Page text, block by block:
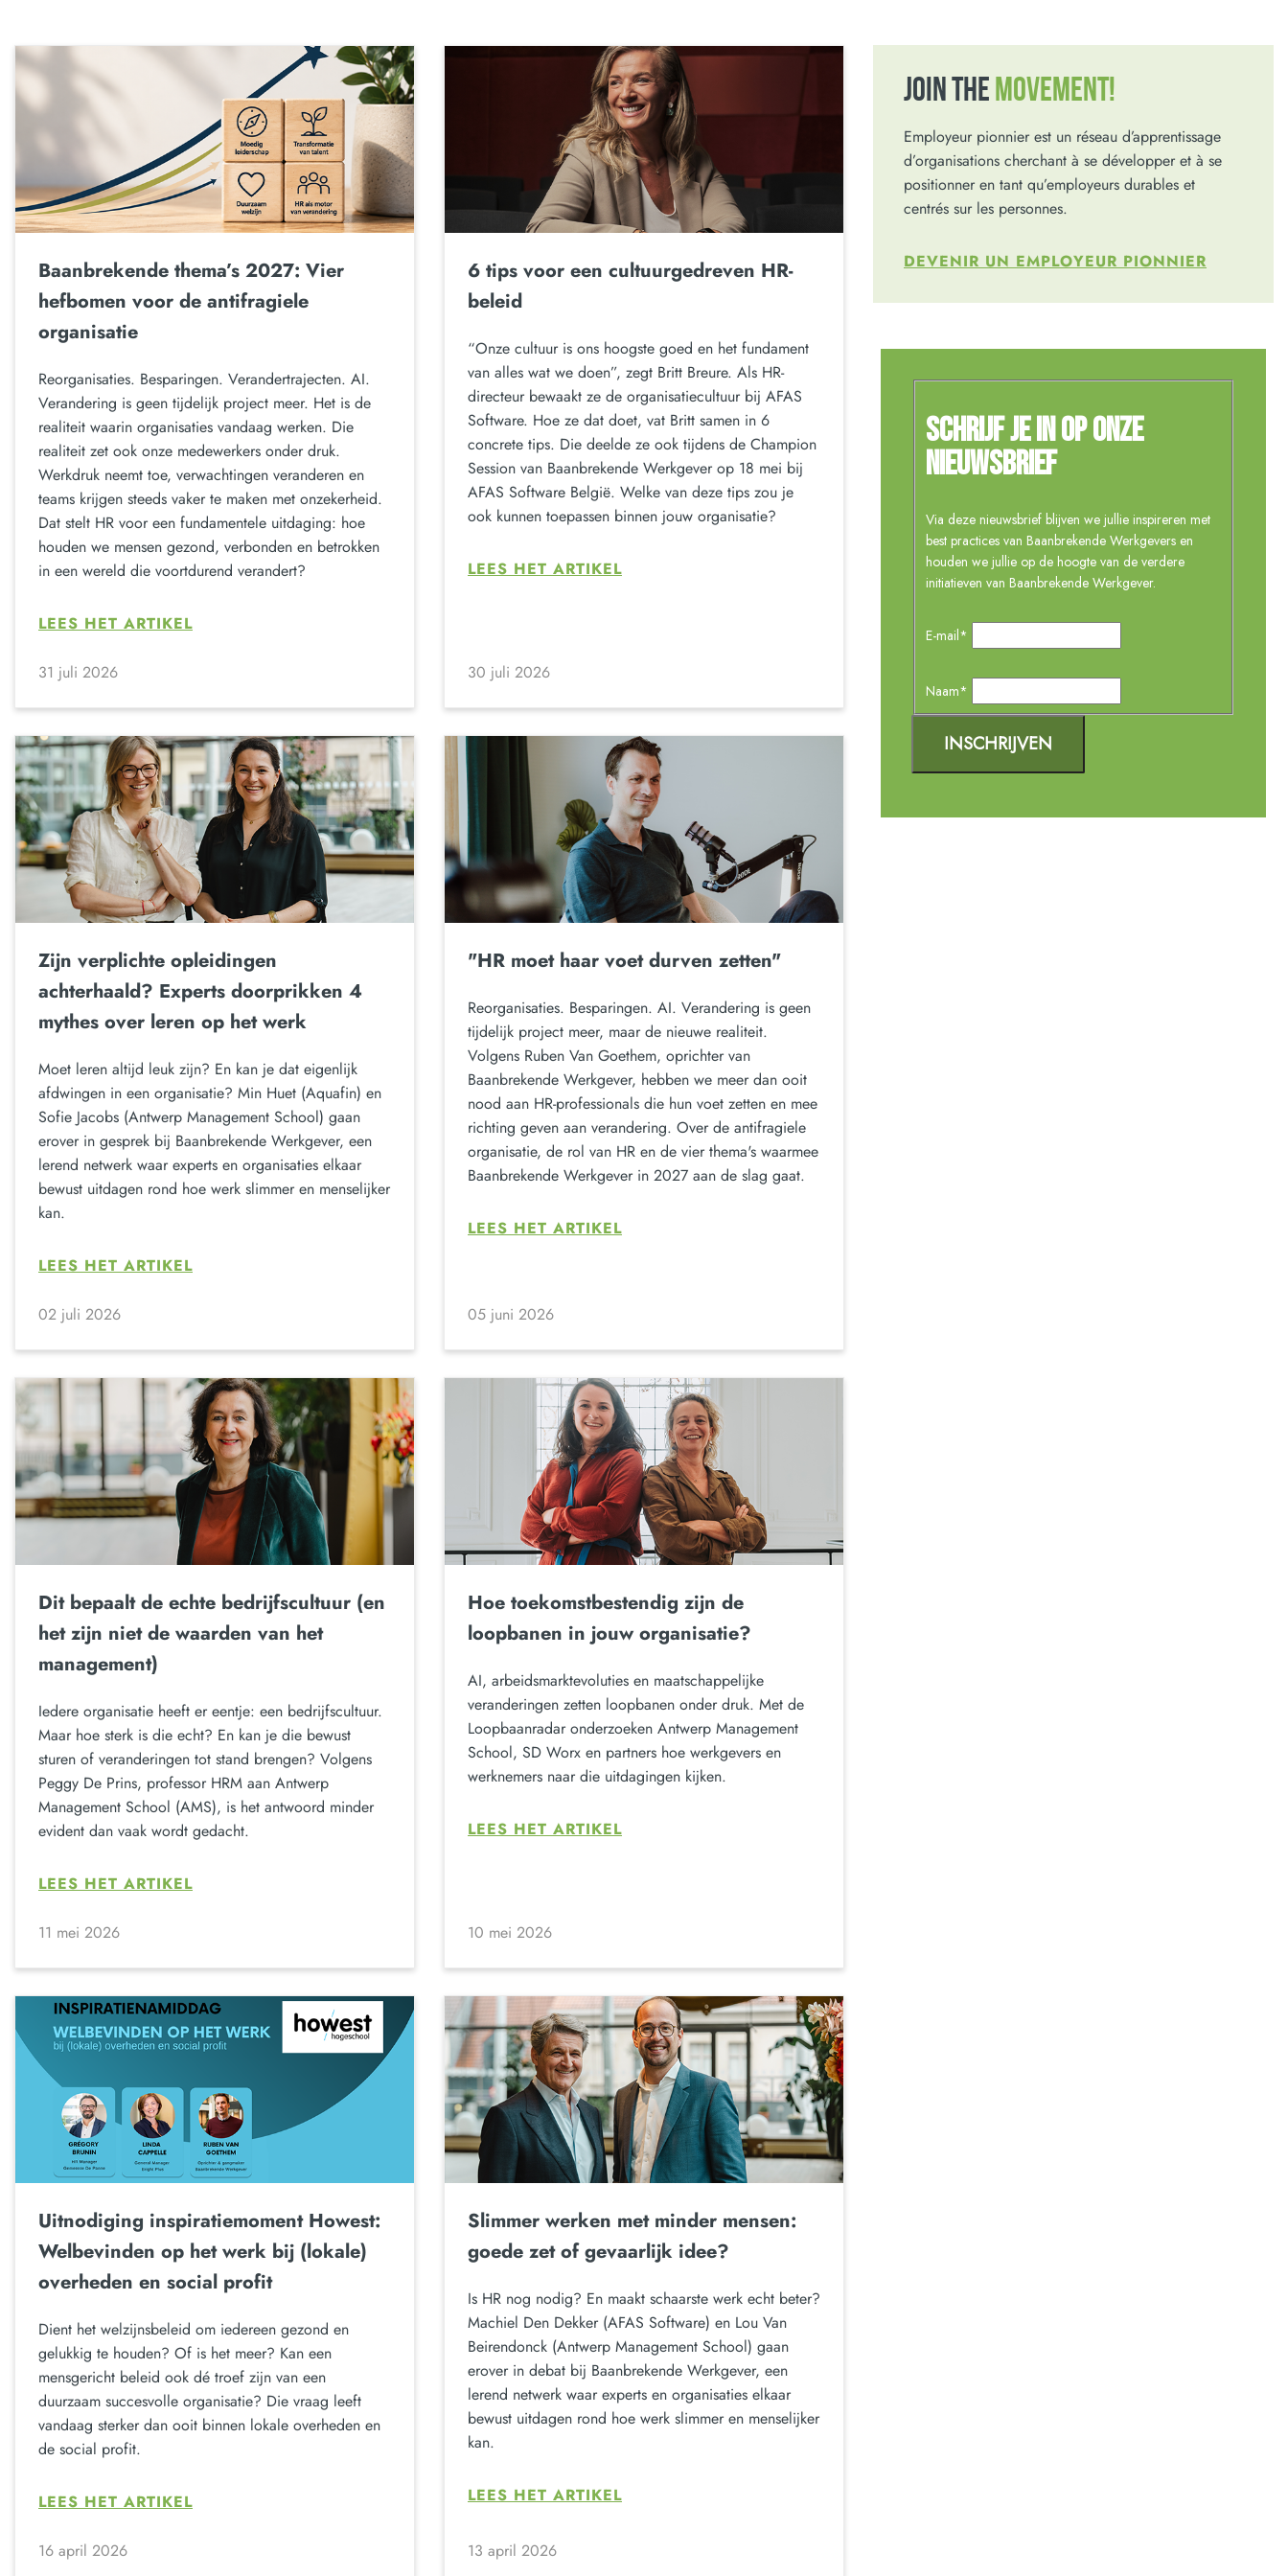
Baanbrekende thema’s 2027: Vier
hefbomen voor de antifragiele
organisatie
Reorganisaties. Besparingen. Verandertrajecten. AI.
Verandering is geen tijdelijk project meer. Het is de
realiteit waarin organisaties vandaag werken. Die
realiteit zet ook onze medewerkers onder druk.
Werkdruk neemt toe, verwachtingen veranderen en
teams krijgen steeds vaker te maken met onzekerheid.
Dat stelt HR voor een fundamentele uitdaging: hoe
houden we mensen gezond, verbonden en betrokken
in een wereld die voortdurend verandert?
LEES HET ARTIKEL
31 juli 2026
6 tips voor een cultuurgedreven HR-
beleid
“Onze cultuur is ons hoogste goed en het fundament
van alles wat we doen”, zegt Britt Breure. Als HR-
directeur bewaakt ze de organisatiecultuur bij AFAS
Software. Hoe ze dat doet, vat Britt samen in 6
concrete tips. Die deelde ze ook tijdens de Champion
Session van Baanbrekende Werkgever op 18 mei bij
AFAS Software België. Welke van deze tips zou je
ook kunnen toepassen binnen jouw organisatie?
LEES HET ARTIKEL
30 juli 2026
Zijn verplichte opleidingen
achterhaald? Experts doorprikken 4
mythes over leren op het werk
Moet leren altijd leuk zijn? En kan je dat eigenlijk
afdwingen in een organisatie? Min Huet (Aquafin) en
Sofie Jacobs (Antwerp Management School) gaan
erover in gesprek bij Baanbrekende Werkgever, een
lerend netwerk waar experts en organisaties elkaar
bewust uitdagen rond hoe werk slimmer en menselijker
kan.
LEES HET ARTIKEL
02 juli 2026
"HR moet haar voet durven zetten"
Reorganisaties. Besparingen. AI. Verandering is geen
tijdelijk project meer, maar de nieuwe realiteit.
Volgens Ruben Van Goethem, oprichter van
Baanbrekende Werkgever, hebben we meer dan ooit
nood aan HR-professionals die hun voet zetten en mee
richting geven aan verandering. Over de antifragiele
organisatie, de rol van HR en de vier thema's waarmee
Baanbrekende Werkgever in 2027 aan de slag gaat.
LEES HET ARTIKEL
05 juni 2026
Dit bepaalt de echte bedrijfscultuur (en
het zijn niet de waarden van het
management)
Iedere organisatie heeft er eentje: een bedrijfscultuur.
Maar hoe sterk is die echt? En kan je die bewust
sturen of veranderingen tot stand brengen? Volgens
Peggy De Prins, professor HRM aan Antwerp
Management School (AMS), is het antwoord minder
evident dan vaak wordt gedacht.
LEES HET ARTIKEL
11 mei 2026
Hoe toekomstbestendig zijn de
loopbanen in jouw organisatie?
AI, arbeidsmarktevoluties en maatschappelijke
veranderingen zetten loopbanen onder druk. Met de
Loopbaanradar onderzoeken Antwerp Management
School, SD Worx en partners hoe werkgevers en
werknemers naar die uitdagingen kijken.
LEES HET ARTIKEL
10 mei 2026
Uitnodiging inspiratiemoment Howest:
Welbevinden op het werk bij (lokale)
overheden en social profit
Dient het welzijnsbeleid om iedereen gezond en
gelukkig te houden? Of is het meer? Kan een
mensgericht beleid ook dé troef zijn van een
duurzaam succesvolle organisatie? Die vraag leeft
vandaag sterker dan ooit binnen lokale overheden en
de social profit.
LEES HET ARTIKEL
16 april 2026
Slimmer werken met minder mensen:
goede zet of gevaarlijk idee?
Is HR nog nodig? En maakt schaarste werk echt beter?
Machiel Den Dekker (AFAS Software) en Lou Van
Beirendonck (Antwerp Management School) gaan
erover in debat bij Baanbrekende Werkgever, een
lerend netwerk waar experts en organisaties elkaar
bewust uitdagen rond hoe werk slimmer en menselijker
kan.
LEES HET ARTIKEL
13 april 2026
JOIN THE MOVEMENT!
Employeur pionnier est un réseau d’apprentissage
d’organisations cherchant à se développer et à se
positionner en tant qu’employeurs durables et
centrés sur les personnes.
DEVENIR UN EMPLOYEUR PIONNIER